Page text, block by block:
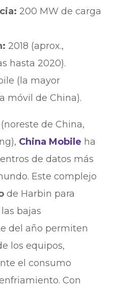
200 MW de carga
2018 (aprox.,
hasta 2020).
(la mayor
móvil de China).
de China,
China Mobile ha
de datos más
Este complejo
de Harbin para
bajas
del año permiten
los equipos,
el consumo
Con